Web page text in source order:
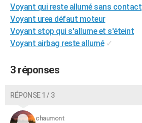
GUIDES D'ACHAT
BONS PLANS
Carte de Noël
Carte Bonne année
Carte Saint-Valentin
Carte Pâques
Carte d'anniversaire
DICTIONNAIRE
Dictionnaire
Biographies
Citations
Expressions
Proverbes
PROGRAMME TV
COPAINS D'AVANT
Voyant qui reste allumé sans contact
Voyant urea défaut moteur
Voyant stop qui s'allume et s'éteint
Voyant airbag reste allumé ✓
3 réponses
RÉPONSE 1 / 3
chaumont